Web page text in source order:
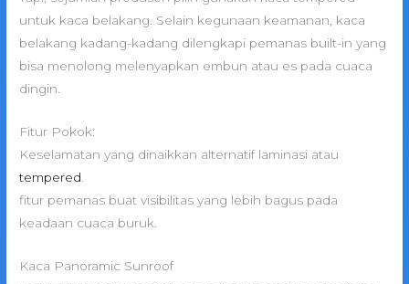
untuk kaca belakang. Selain kegunaan keamanan, kaca
belakang kadang-kadang dilengkapi pemanas built-in yang
bisa menolong melenyapkan embun atau es pada cuaca
dingin.
Fitur Pokok:
Keselamatan yang dinaikkan alternatif laminasi atau
tempered
fitur pemanas buat visibilitas yang lebih bagus pada
keadaan cuaca buruk.
Kaca Panoramic Sunroof